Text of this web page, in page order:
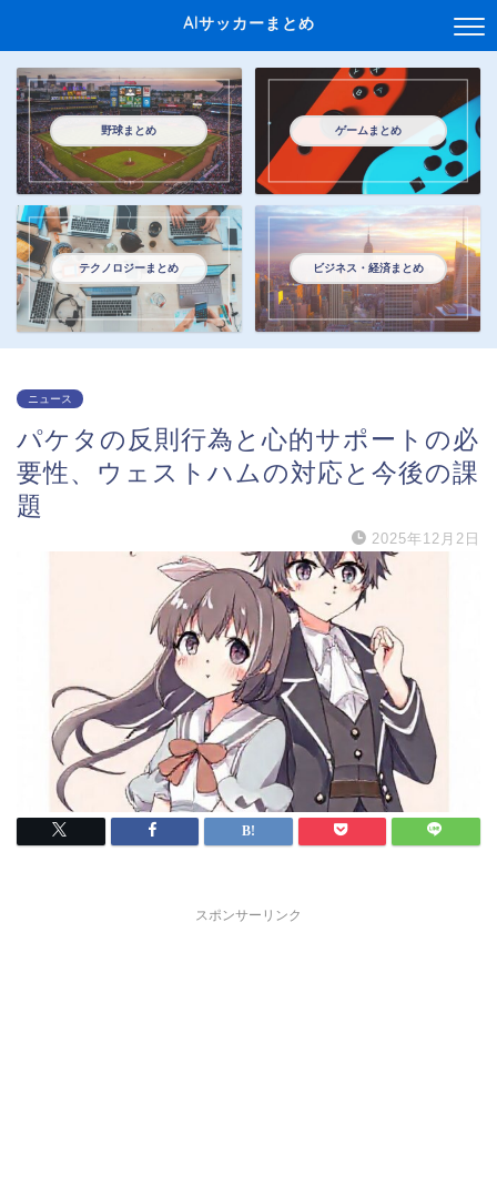
AIサッカーまとめ
野球まとめ ゲームまとめ
テクノロジーまとめ ビジネス・経済まとめ
ニュース
パケタの反則行為と心的サポートの必
要性、ウェストハムの対応と今後の課
題
2025年12月2日
スポンサーリンク